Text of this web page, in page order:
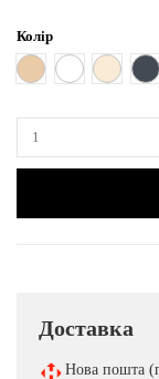
Колір
БежевийБілий
Доставка
Нова пошта